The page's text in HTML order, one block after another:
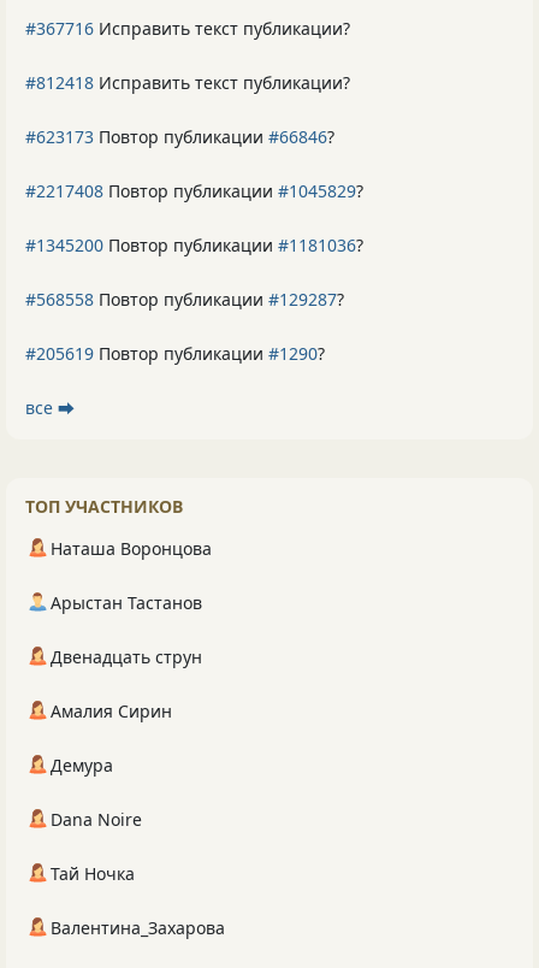
#367716 Исправить текст публикации?
#812418 Исправить текст публикации?
#623173 Повтор публикации #66846?
#2217408 Повтор публикации #1045829?
#1345200 Повтор публикации #1181036?
#568558 Повтор публикации #129287?
#205619 Повтор публикации #1290?
все ⮕
ТОП УЧАСТНИКОВ
Наташа Воронцова
Арыстан Тастанов
Двенадцать струн
Амалия Сирин
Демура
Dana Noire
Тай Ночка
Валентина_Захарова